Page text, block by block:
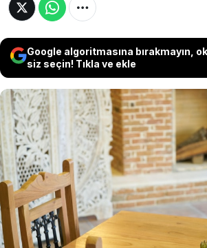
Google algoritmasına bırakmayın,
siz seçin! Tıkla ve ekle
Evlerde her gün
ya da sağlıklı etiketi
çıkabiliyor. Hatta normal
da bazen ürünler doğal
olabilir. Ahşap masaların
ve tahrip olmasına neden
uzmanlar tarafından açıklandı.